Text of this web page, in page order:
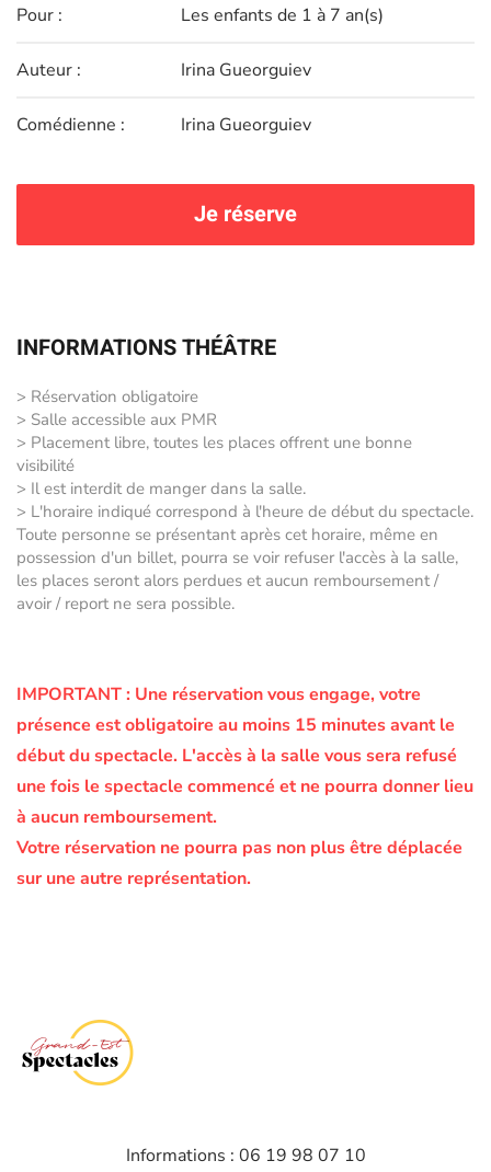
Pour : Les enfants de 1 à 7 an(s)
Auteur : Irina Gueorguiev
Comédienne : Irina Gueorguiev
Je réserve
INFORMATIONS THÉÂTRE
> Réservation obligatoire
> Salle accessible aux PMR
> Placement libre, toutes les places offrent une bonne
visibilité
> Il est interdit de manger dans la salle.
> L'horaire indiqué correspond à l'heure de début du spectacle.
Toute personne se présentant après cet horaire, même en
possession d'un billet, pourra se voir refuser l'accès à la salle,
les places seront alors perdues et aucun remboursement /
avoir / report ne sera possible.
IMPORTANT : Une réservation vous engage, votre
présence est obligatoire au moins 15 minutes avant le
début du spectacle. L'accès à la salle vous sera refusé
une fois le spectacle commencé et ne pourra donner lieu
à aucun remboursement.
Votre réservation ne pourra pas non plus être déplacée
sur une autre représentation.
Informations : 06 19 98 07 10